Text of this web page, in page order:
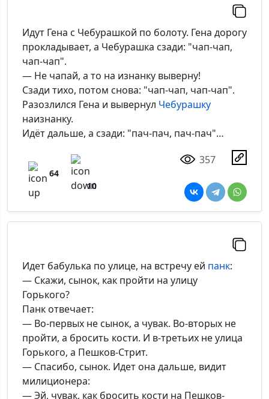
*Максимальное кол-во символов - 500. Ручная модерация.
Добавить
Идут Гена с Чебурашкой по болоту. Гена дорогу
прокладывает, а Чебурашка сзади: "чап-чап,
чап-чап".
— Не чапай, а то на изнанку выверну!
Сзади тихо, потом снова: "чап-чап, чап-чап".
Разозлился Гена и вывернул Чебурашку
наизнанку.
Идёт дальше, а сзади: "пач-пач, пач-пач"…
64
10
357
Идет бабулька по улице, на встречу ей панк:
— Скажи, сынок, как пройти на улицу
Горького?
Панк отвечает:
— Во-первых не сынок, а чувак. Во-вторых не
пройти, а бросить кости. И в-третьих не улица
Горького, а Пешков-Стрит.
— Спасибо, сынок. Идет она дальше, видит
милиционера:
— Эй, чувак, как бросить кости на Пешков-